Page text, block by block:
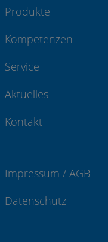
Produkte
Kompetenzen
Service
Aktuelles
Kontakt
Impressum / AGB
Datenschutz